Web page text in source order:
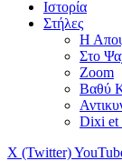
Ιστορία
Στήλες
Η
Στο
Zoom
Βαθύ
Dixi et
X (Twitter)